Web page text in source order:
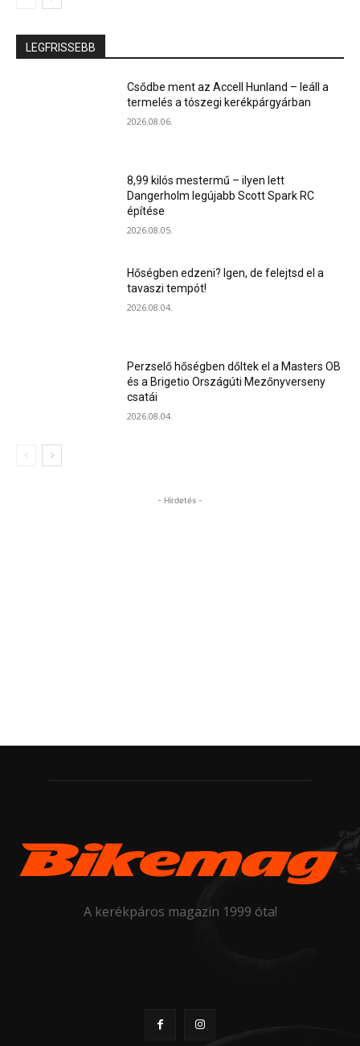
LEGFRISSEBB
Csődbe ment az Accell Hunland – leáll a
termelés a tószegi kerékpárgyárban
2026.08.06.
8,99 kilós mestermű – ilyen lett
Dangerholm legújabb Scott Spark RC
építése
2026.08.05.
Hőségben edzeni? Igen, de felejtsd el a
tavaszi tempót!
2026.08.04.
Perzselő hőségben dőltek el a Masters OB
és a Brigetio Országúti Mezőnyverseny
csatái
2026.08.04.
- Hirdetés -
A kerékpáros magazin 1999 óta!